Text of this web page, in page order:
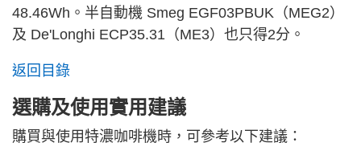
48.46Wh。半自動機 Smeg EGF03PBUK（MEG2）
及 De'Longhi ECP35.31（ME3）也只得2分。
返回目錄
選購及使用實用建議
購買與使用特濃咖啡機時，可參考以下建議：